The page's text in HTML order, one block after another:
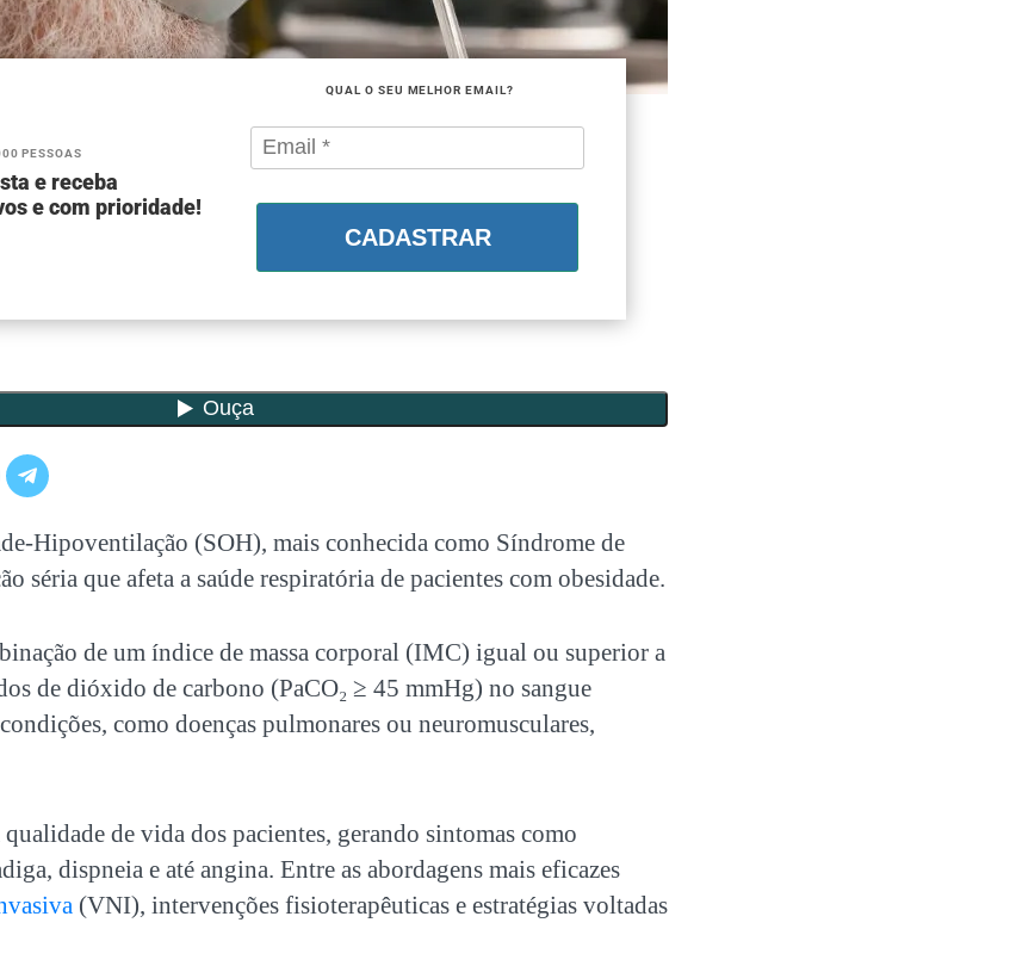
PESSOAS
e receba
e com prioridade!
QUAL O SEU MELHOR EMAIL?
CADASTRAR
Hipoventilação (SOH), mais conhecida como Síndrome de
séria que afeta a saúde respiratória de pacientes com obesidade.
de um índice de massa corporal (IMC) igual ou superior a
de dióxido de carbono (PaCO₂ ≥ 45 mmHg) no sangue
como doenças pulmonares ou neuromusculares,
de vida dos pacientes, gerando sintomas como
dispneia e até angina. Entre as abordagens mais eficazes
(VNI), intervenções fisioterapêuticas e estratégias voltadas